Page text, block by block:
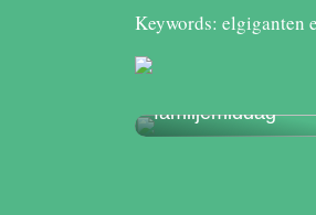
Keywords: elgiganten
familjemiddag